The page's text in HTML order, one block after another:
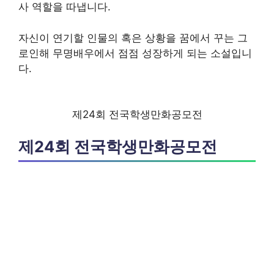
사 역할을 따냅니다.
자신이 연기할 인물의 혹은 상황을 꿈에서 꾸는 그
로인해 무명배우에서 점점 성장하게 되는 소설입니
다.
제24회 전국학생만화공모전
제24회 전국학생만화공모전